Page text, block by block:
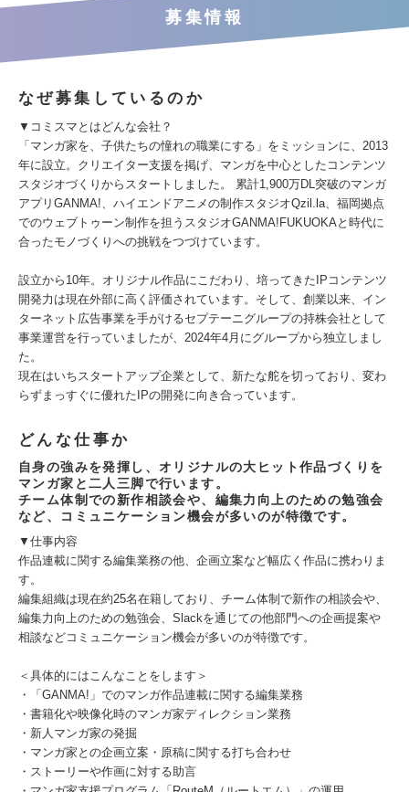
募集情報
なぜ募集しているのか
▼コミスマとはどんな会社？
「マンガ家を、子供たちの憧れの職業にする」をミッションに、2013
年に設立。クリエイター支援を掲げ、マンガを中心としたコンテンツ
スタジオづくりからスタートしました。 累計1,900万DL突破のマンガ
アプリGANMA!、ハイエンドアニメの制作スタジオQzil.la、福岡拠点
でのウェブトゥーン制作を担うスタジオGANMA!FUKUOKAと時代に
合ったモノづくりへの挑戦をつづけています。
設立から10年。オリジナル作品にこだわり、培ってきたIPコンテンツ
開発力は現在外部に高く評価されています。そして、創業以来、イン
ターネット広告事業を手がけるセプテーニグループの持株会社として
事業運営を行っていましたが、2024年4月にグループから独立しまし
た。
現在はいちスタートアップ企業として、新たな舵を切っており、変わ
らずまっすぐに優れたIPの開発に向き合っています。
どんな仕事か
自身の強みを発揮し、オリジナルの大ヒット作品づくりを
マンガ家と二人三脚で行います。
チーム体制での新作相談会や、編集力向上のための勉強会
など、コミュニケーション機会が多いのが特徴です。
▼仕事内容
作品連載に関する編集業務の他、企画立案など幅広く作品に携わりま
す。
編集組織は現在約25名在籍しており、チーム体制で新作の相談会や、
編集力向上のための勉強会、Slackを通じての他部門への企画提案や
相談などコミュニケーション機会が多いのが特徴です。
＜具体的にはこんなことをします＞
・「GANMA!」でのマンガ作品連載に関する編集業務
・書籍化や映像化時のマンガ家ディレクション業務
・新人マンガ家の発掘
・マンガ家との企画立案・原稿に関する打ち合わせ
・ストーリーや作画に対する助言